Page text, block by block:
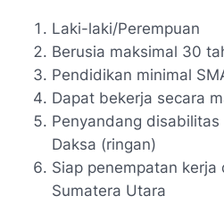
Laki-laki/Perempuan
Berusia maksimal 30
Pendidikan minimal
Dapat bekerja secara
Penyandang disabilitas
Daksa (ringan)
Siap penempatan kerja
Sumatera Utara